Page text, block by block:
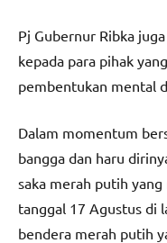
Pj Gubernur Ribka
kepada para pihak
pembentukan mental
Dalam momentum
bangga dan haru
saka merah putih
tanggal 17 Agustus di
bendera merah putih